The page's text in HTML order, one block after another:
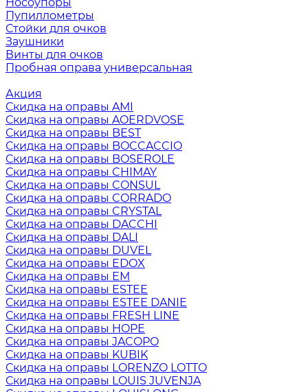
Пупиллометры
Стойки для очков
Заушники
Винты для очков
Пробная оправа универсальная
Акция
Скидка на оправы AMI
Скидка на оправы AOERDVOSE
Скидка на оправы BEST
Скидка на оправы BOCCACCIO
Скидка на оправы BOSEROLE
Скидка на оправы CHIMAY
Скидка на оправы CONSUL
Скидка на оправы CORRADO
Скидка на оправы CRYSTAL
Скидка на оправы DACCHI
Скидка на оправы DALI
Скидка на оправы DUVEL
Скидка на оправы EDOX
Скидка на оправы EM
Скидка на оправы ESTEE
Скидка на оправы ESTEE DANIE
Скидка на оправы FRESH LINE
Скидка на оправы HOPE
Скидка на оправы JACOPO
Скидка на оправы KUBIK
Скидка на оправы LORENZO LOTTO
Скидка на оправы LOUIS JUVENJA